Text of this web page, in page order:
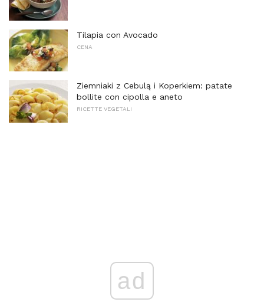
Tilapia con Avocado
CENA
Ziemniaki z Cebulą i Koperkiem: patate
bollite con cipolla e aneto
RICETTE VEGETALI
ad